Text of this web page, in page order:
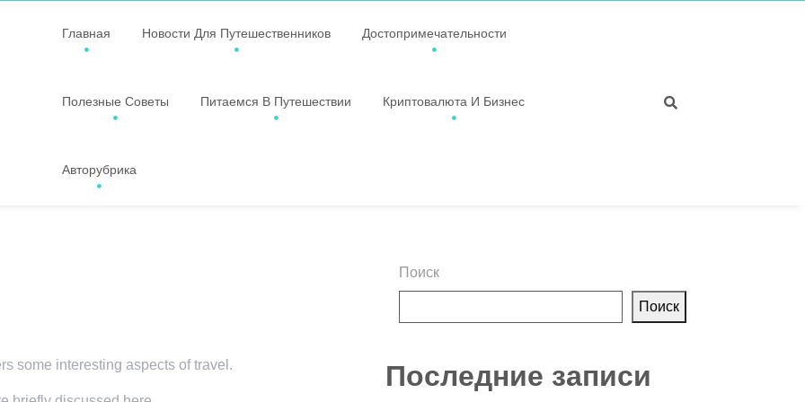
Главная Новости Для Путешественников Достопримечательности
Полезные Советы Питаемся В Путешествии Криптовалюта И Бизнес
Авторубрика
some interesting aspects of travel.
Поиск
Поиск
Последние записи